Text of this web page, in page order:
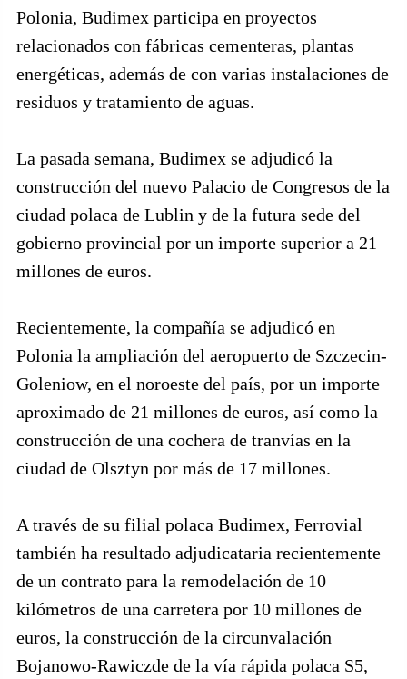
Polonia, Budimex participa en proyectos
relacionados con fábricas cementeras, plantas
energéticas, además de con varias instalaciones de
residuos y tratamiento de aguas.
La pasada semana, Budimex se adjudicó la
construcción del nuevo Palacio de Congresos de la
ciudad polaca de Lublin y de la futura sede del
gobierno provincial por un importe superior a 21
millones de euros.
Recientemente, la compañía se adjudicó en
Polonia la ampliación del aeropuerto de Szczecin-
Goleniow, en el noroeste del país, por un importe
aproximado de 21 millones de euros, así como la
construcción de una cochera de tranvías en la
ciudad de Olsztyn por más de 17 millones.
A través de su filial polaca Budimex, Ferrovial
también ha resultado adjudicataria recientemente
de un contrato para la remodelación de 10
kilómetros de una carretera por 10 millones de
euros, la construcción de la circunvalación
Bojanowo-Rawiczde de la vía rápida polaca S5,